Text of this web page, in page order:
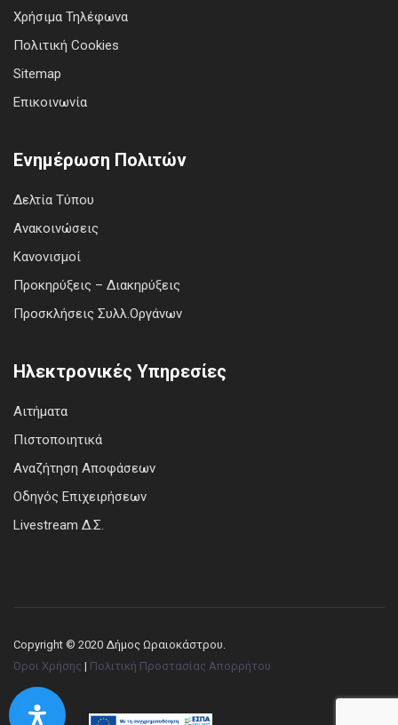
Χρήσιμα Τηλέφωνα
Πολιτική Cookies
Sitemap
Επικοινωνία
Ενημέρωση Πολιτών
Δελτία Τύπου
Ανακοινώσεις
Κανονισμοί
Προκηρύξεις – Διακηρύξεις
Προσκλήσεις Συλλ.Οργάνων
Ηλεκτρονικές Υπηρεσίες
Αιτήματα
Πιστοποιητικά
Αναζήτηση Αποφάσεων
Οδηγός Επιχειρήσεων
Livestream Δ.Σ.
Copyright © 2020 Δήμος Ωραιοκάστρου.
Όροι Χρήσης | Πολιτική Προστασίας Απορρήτου